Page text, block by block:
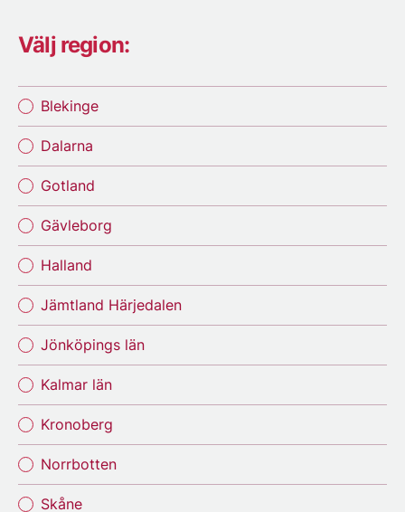
Välj region:
Blekinge
Dalarna
Gotland
Gävleborg
Halland
Jämtland Härjedalen
Jönköpings län
Kalmar län
Kronoberg
Norrbotten
Skåne